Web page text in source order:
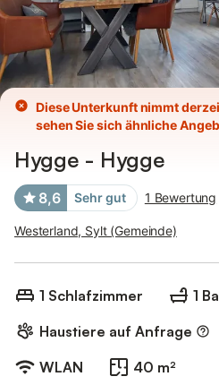
Diese Unterkunft nimmt
sehen Sie sich ähnliche
Hygge - Hygge
8,6 Sehr gut 1 Bewertung
Westerland, Sylt (Gemeinde)
1 Schlafzimmer
1
Haustiere auf Anfrage
WLAN
40 m²